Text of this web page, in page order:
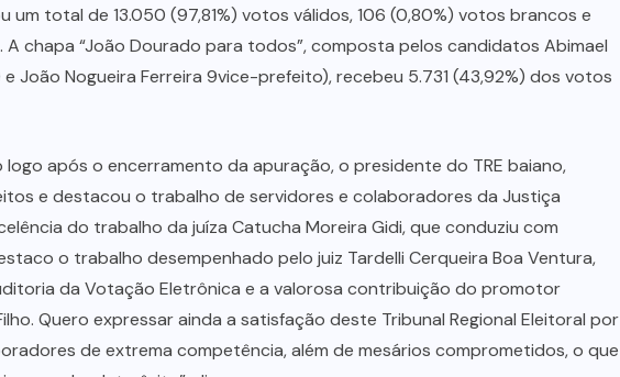
um total de 13.050 (97,81%) votos válidos, 106 (0,80%) votos brancos e
A chapa “João Dourado para todos”, composta pelos candidatos Abimael
João Nogueira Ferreira 9vice-prefeito), recebeu 5.731 (43,92%) dos votos
após o encerramento da apuração, o presidente do TRE baiano,
e destacou o trabalho de servidores e colaboradores da Justiça
do trabalho da juíza Catucha Moreira Gidi, que conduziu com
o trabalho desempenhado pelo juiz Tardelli Cerqueira Boa Ventura,
da Votação Eletrônica e a valorosa contribuição do promotor
Quero expressar ainda a satisfação deste Tribunal Regional Eleitoral por
de extrema competência, além de mesários comprometidos, o que